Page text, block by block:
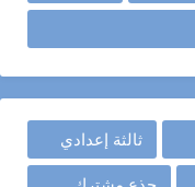
ثالثة إعدادي